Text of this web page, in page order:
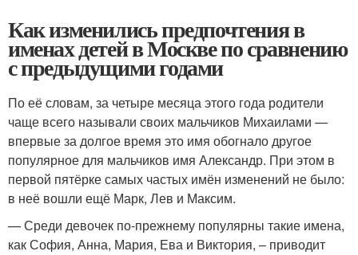
Как изменились предпочтения в
именах детей в Москве по сравнению
с предыдущими годами
По её словам, за четыре месяца этого года родители
чаще всего называли своих мальчиков Михаилами —
впервые за долгое время это имя обогнало другое
популярное для мальчиков имя Александр. При этом в
первой пятёрке самых частых имён изменений не было:
в неё вошли ещё Марк, Лев и Максим.
— Среди девочек по-прежнему популярны такие имена,
как София, Анна, Мария, Ева и Виктория, – приводит